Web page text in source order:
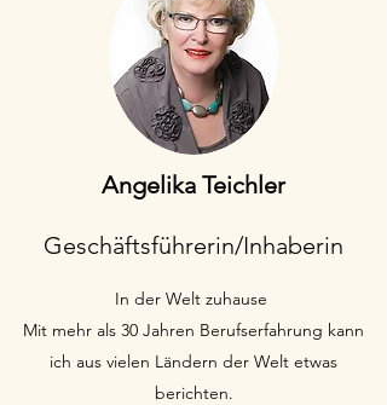
Angelika Teichler
Geschäftsführerin/Inhaberin
In der Welt zuhause
Mit mehr als 30 Jahren Berufserfahrung kann
ich aus vielen Ländern der Welt etwas
berichten.